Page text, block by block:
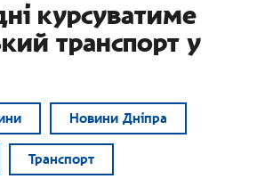
курсуватиме
транспорт у
Новини Дніпра
Транспорт